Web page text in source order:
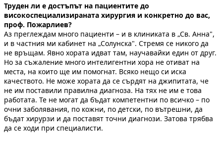
Труден ли е достъпът на пациентите до
високоспециализираната хирургия и конкретно до вас,
проф. Пожарлиев?
Аз преглеждам много пациенти – и в клиниката в „Св. Анна",
и в частния ми кабинет на „Солунска". Стремя се никого да
не връщам. Явно хората идват там, научавайки един от друг.
Но за съжаление много интелигентни хора не отиват на
места, на които ще им помогнат. Всяко нещо си иска
качеството. Не може хората да се сърдят на джипитата, че
не им поставили правилна диагноза. На тях не им е това
работата. Те не могат да бъдат компетентни по всичко – по
очни заболявания, по кожни, по детски, по вътрешни, да
бъдат хирурзи и да поставят точни диагнози. Затова трябва
да се ходи при специалисти.